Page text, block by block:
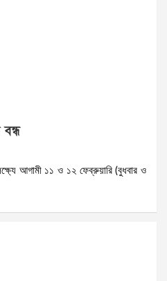
আগামী ১১ ও ১২ ফেব্রুয়ারি (বুধবার ও